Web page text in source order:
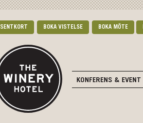
BOKA VISTELSE BOKA MÖTE
KONFERENS & EVENT